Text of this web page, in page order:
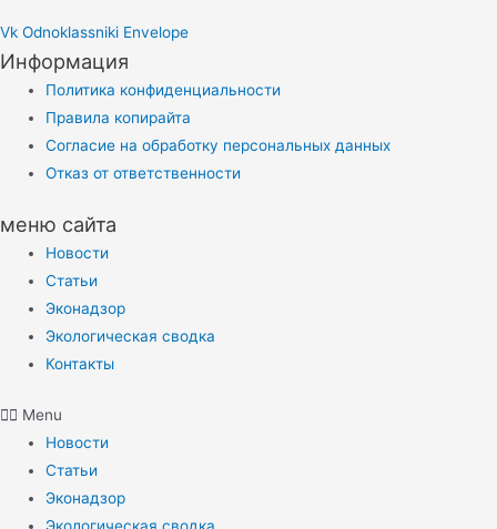
Vk Odnoklassniki Envelope
Информация
Политика конфиденциальности
Правила копирайта
Согласие на обработку персональных данных
Отказ от ответственности
меню сайта
Новости
Статьи
Эконадзор
Экологическая сводка
Контакты
Menu
Новости
Статьи
Эконадзор